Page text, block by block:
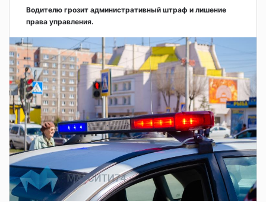
Водителю грозит административный штраф и лишение
права управления.